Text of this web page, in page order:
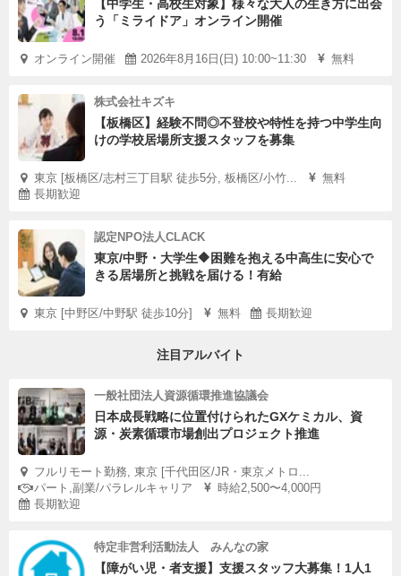
【中学生・高校生対象】様々な大人の生き方に出会
う「ミライドア」オンライン開催
オンライン開催 2026年8月16日(日) 10:00~11:30 無料
株式会社キズキ
【板橋区】経験不問◎不登校や特性を持つ中学生向
けの学校居場所支援スタッフを募集
東京 [板橋区/志村三丁目駅 徒歩5分, 板橋区/小竹...
無料
長期歓迎
認定NPO法人CLACK
東京/中野・大学生🔶困難を抱える中高生に安心で
きる居場所と挑戦を届ける！有給
東京 [中野区/中野駅 徒歩10分] 無料 長期歓迎
注目アルバイト
一般社団法人資源循環推進協議会
日本成長戦略に位置付けられたGXケミカル、資
源・炭素循環市場創出プロジェクト推進
フルリモート勤務, 東京 [千代田区/JR・東京メトロ...
パート,副業/パラレルキャリア
時給2,500〜4,000円
長期歓迎
特定非営利活動法人 みんなの家
【障がい児・者支援】支援スタッフ大募集！1人1